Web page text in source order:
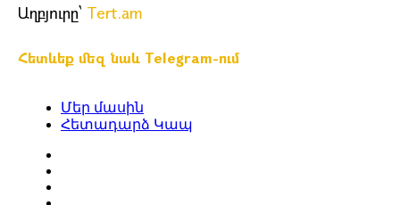
Աղբյուրը՝ Tert.am
Հետևեք մեզ նաև Telegram-ում